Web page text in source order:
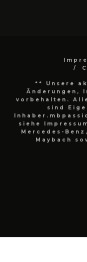
** Unsere
Änderungen,
vorbehalten.
sind
siehe
Mercedes-
Maybach